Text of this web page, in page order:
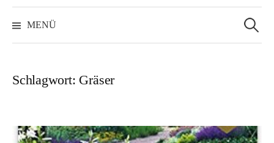
MENÜ
nach:
Schlagwort: Gräser